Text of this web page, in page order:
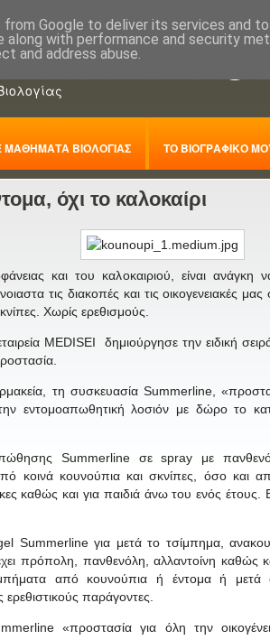
ΜΑΘΗΜΑΤΑ ΒΙΟΛΟΓΙΑΣ ΤΟ ΒΙΟΓΡΑΦΙΚΟ
όχι το καλοκαίρι
και του καλοκαιριού, είναι
τις διακοπές και τις οικογενειακές
Χωρίς ερεθισμούς.
MEDISEI δημιούργησε την ειδική
τη συσκευασία Summerline,
εντομοαπωθητική λοσιόν με δώρο το
Summerline σε spray με
κοινά κουνούπια και σκνίπες, όσο και
καθώς και για παιδιά άνω του ενός
Summerline για μετά το τσίμπημα,
πρόπολη, πανθενόλη, αλλαντοίνη καθώς
από κουνούπια ή έντομα ή
παράγοντες.
«προστασία για όλη την
Google to deliver its services and
along with performance and security
and address abuse.